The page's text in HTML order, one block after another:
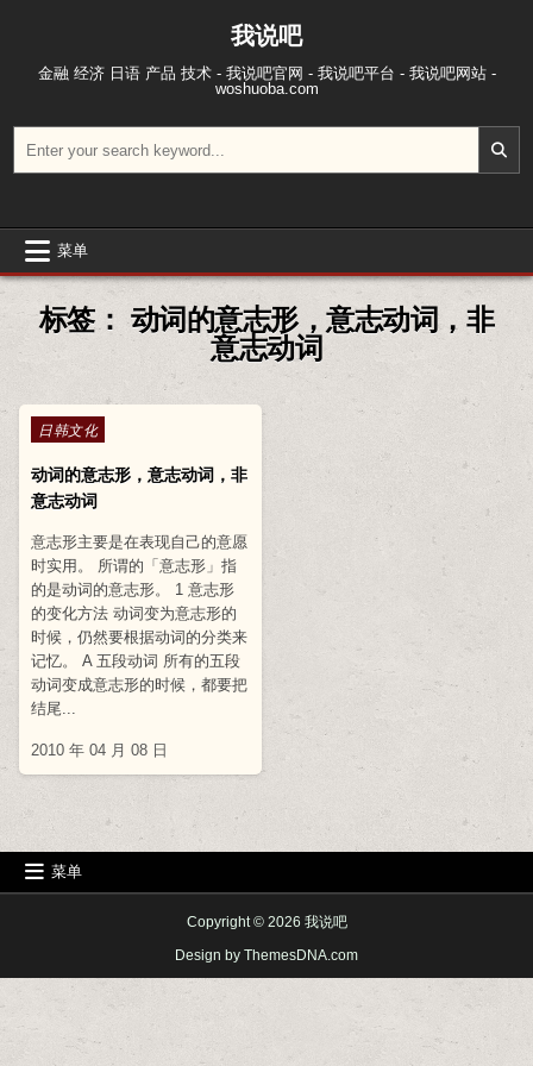
我说吧
金融 经济 日语 产品 技术 - 我说吧官网 - 我说吧平台 - 我说吧网站 -
woshuoba.com
菜单
标签：动词的意志形，意志动词，非
意志动词
Posted in
日韩文化
动词的意志形，意志动词，非
意志动词
意志形主要是在表现自己的意愿
时实用。 所谓的「意志形」指
的是动词的意志形。 1 意志形
的变化方法 动词变为意志形的
时候，仍然要根据动词的分类来
记忆。 A 五段动词 所有的五段
动词变成意志形的时候，都要把
结尾...
2010 年 04 月 08 日
菜单
Copyright © 2026 我说吧
Design by ThemesDNA.com